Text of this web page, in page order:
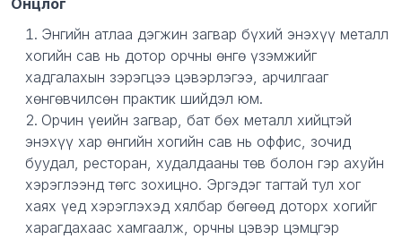
Онцлог
Энгийн атлаа дэгжин загвар бүхий энэхүү металл
хогийн сав нь дотор орчны өнгө үзэмжийг
хадгалахын зэрэгцээ цэвэрлэгээ, арчилгааг
хөнгөвчилсөн практик шийдэл юм.
Орчин үеийн загвар, бат бөх металл хийцтэй
энэхүү хар өнгийн хогийн сав нь оффис, зочид
буудал, ресторан, худалдааны төв болон гэр ахуйн
хэрэглээнд төгс зохицно. Эргэдэг тагтай тул хог
хаях үед хэрэглэхэд хялбар бөгөөд доторх хогийг
харагдахаас хамгаалж, орчны цэвэр цэмцгэр